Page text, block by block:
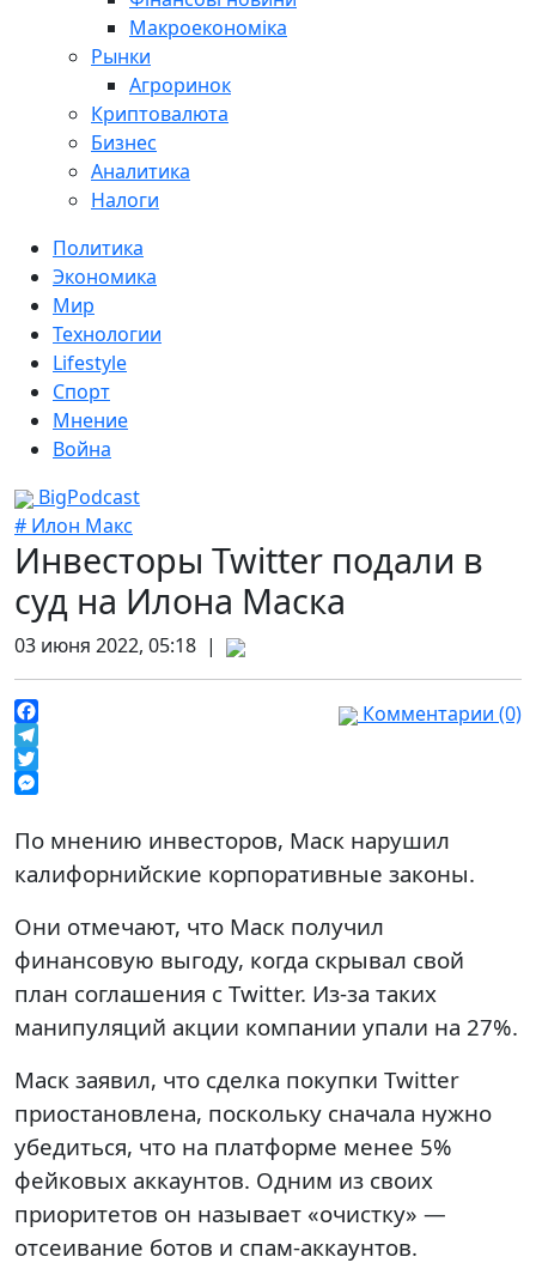
Макроекономіка
Рынки
Агроринок
Криптовалюта
Бизнес
Аналитика
Налоги
Политика
Экономика
Мир
Технологии
Lifestyle
Спорт
Мнение
Война
BigPodcast
# Илон Макс
Инвесторы Twitter подали в
суд на Илона Маска
03 июня 2022, 05:18 |
Facebook
Telegram
Twitter
Комментарии (0)
По мнению инвесторов, Маск нарушил
калифорнийские корпоративные законы.
Они отмечают, что Маск получил
финансовую выгоду, когда скрывал свой
план соглашения с Twitter. Из-за таких
манипуляций акции компании упали на 27%.
Маск заявил, что сделка покупки Twitter
приостановлена, поскольку сначала нужно
убедиться, что на платформе менее 5%
фейковых аккаунтов. Одним из своих
приоритетов он называет «очистку» —
отсеивание ботов и спам-аккаунтов.